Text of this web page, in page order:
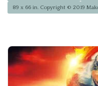
89 x 66 in. Copyright © 2019